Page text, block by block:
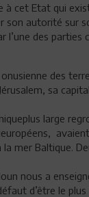
à cet Etat qui
son autorité sur
l’une des parties
des
sa
large
mer Baltique.
nous a
d’être le